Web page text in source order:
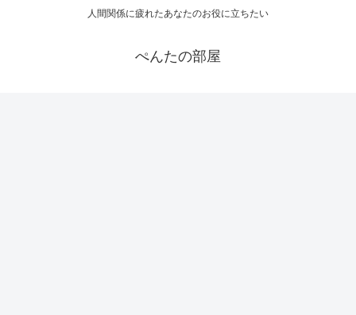
人間関係に疲れたあなたのお役に立ちたい
ぺんたの部屋